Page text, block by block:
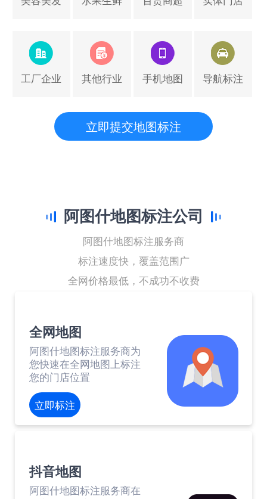
工厂企业 其他行业 手机地图 导航标注
立即提交地图标注
阿图什地图标注公司
阿图什地图标注服务商
标注速度快，覆盖范围广
全网价格最低，不成功不收费
全网地图
阿图什地图标注服务商为
您快速在全网地图上标注
您的门店位置
立即标注
抖音地图
阿图什地图标注服务商在